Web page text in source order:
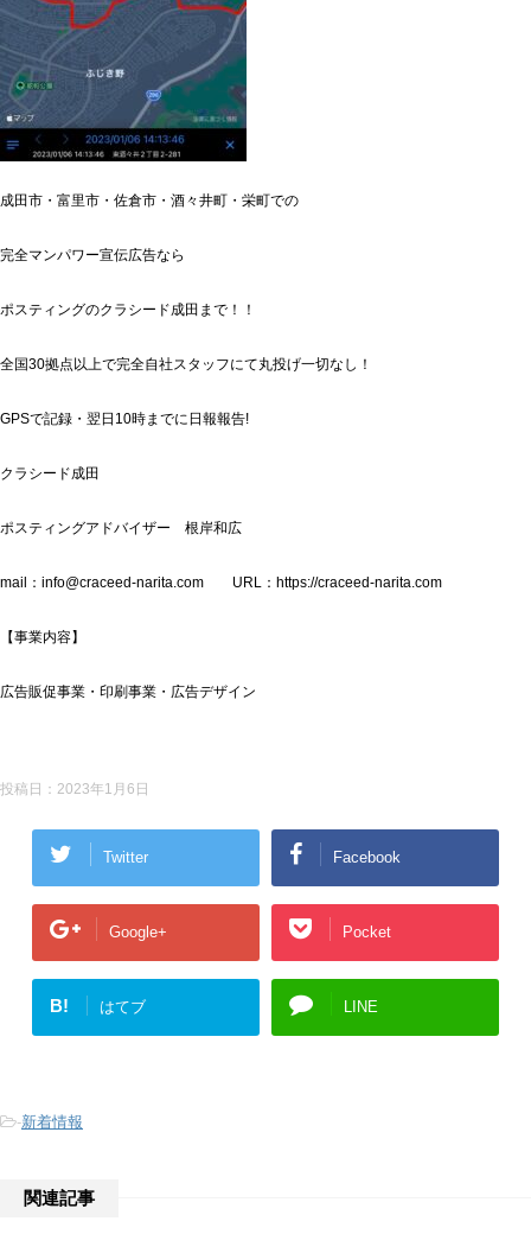
成田市・富里市・佐倉市・酒々井町・栄町での
完全マンパワー宣伝広告なら
ポスティングのクラシード成田まで！！
全国30拠点以上で完全自社スタッフにて丸投げ一切なし！
GPSで記録・翌日10時までに日報報告!
クラシード成田
ポスティングアドバイザー 根岸和広
mail：info@craceed-narita.com URL：https://craceed-narita.com
【事業内容】
広告販促事業・印刷事業・広告デザイン
投稿日： 2023年1月6日
Twitter Facebook
Google+ Pocket
B! はてブ LINE
-新着情報
関連記事